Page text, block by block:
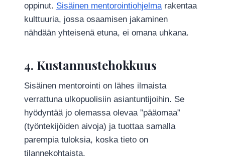
oppinut. Sisäinen mentorointiohjelmarakentaa
kulttuuria, jossa osaamisen jakaminen
nähdään yhteisenä etuna, ei omana uhkana.
4. Kustannustehokkuus
Sisäinen mentorointi on lähes ilmaista
verrattuna ulkopuolisiin asiantuntijoihin. Se
hyödyntää jo olemassa olevaa ”pääomaa”
(työntekijöiden aivoja) ja tuottaa samalla
parempia tuloksia, koska tieto on
tilannekohtaista.